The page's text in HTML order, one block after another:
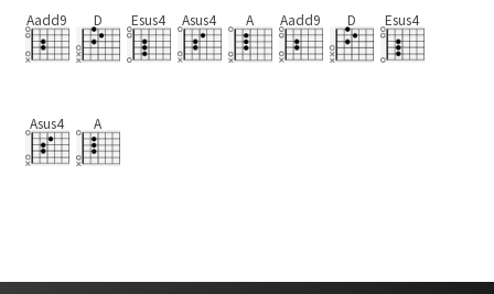
Aadd9 D Esus4 Asus4 A Aadd9 D Esus4
Asus4 A